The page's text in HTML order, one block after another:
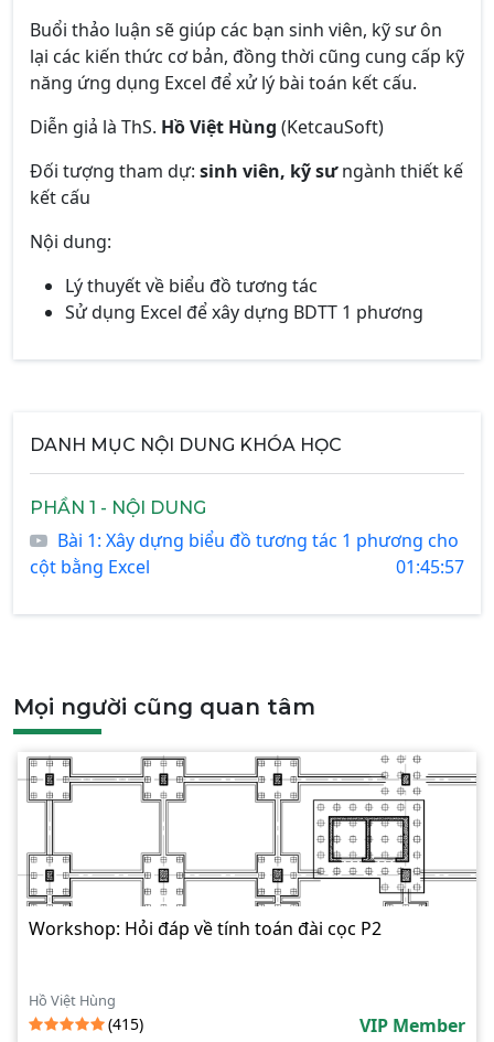
Buổi thảo luận sẽ giúp các bạn sinh viên, kỹ sư ôn
lại các kiến thức cơ bản, đồng thời cũng cung cấp kỹ
năng ứng dụng Excel để xử lý bài toán kết cấu.
Diễn giả là ThS. Hồ Việt Hùng (KetcauSoft)
Đối tượng tham dự: sinh viên, kỹ sưngành thiết kế
kết cấu
Nội dung:
Lý thuyết về biểu đồ tương tác
Sử dụng Excel để xây dựng BDTT 1 phương
DANH MỤC NỘI DUNG KHÓA HỌC
PHẦN 1 - NỘI DUNG
Bài 1: Xây dựng biểu đồ tương tác 1 phương cho
cột bằng Excel
01:45:57
Mọi người cũng quan tâm
Workshop: Hỏi đáp về tính toán đài cọc P2
Hồ Việt Hùng
(415) VIP Member